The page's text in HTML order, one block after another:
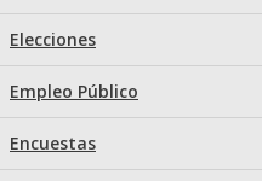
Elecciones
Empleo Público
Encuestas